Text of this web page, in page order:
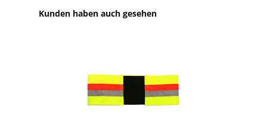
Produktgalerie überspringen
Kunden haben auch gesehen